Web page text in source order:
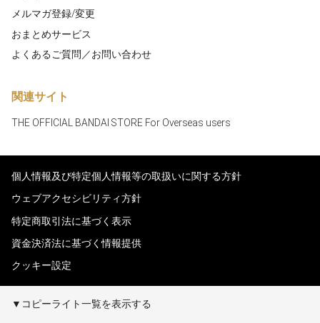
メルマガ登録/変更
おまとめサービス
よくあるご質問／お問い合わせ
関連サイト
THE OFFICIAL BANDAI STORE For Overseas users
個人情報及び特定個人情報等の取扱いに関する方針
ウェブアクセシビリティ方針
特定商取引法に基づく表示
資金決済法に基づく情報提供
クッキー設定
▼コピーライト一覧を表示する